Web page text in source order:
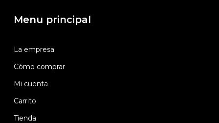
Menu principal
La empresa
Cómo comprar
Mi cuenta
Carrito
Tienda